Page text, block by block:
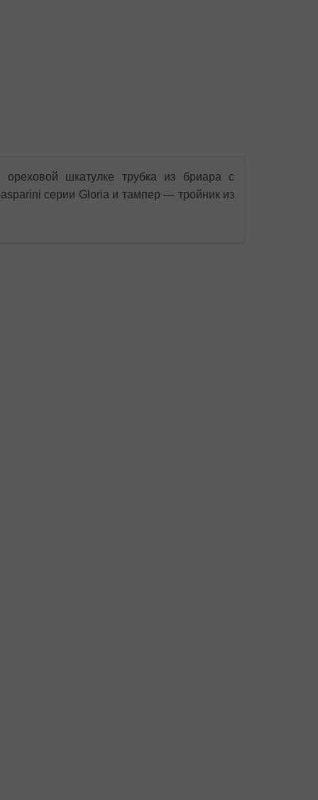
шкатулке трубка из бриара с
серии Gloria и тампер — тройник из